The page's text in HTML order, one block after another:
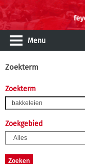
Menu
Zoekterm
Zoekterm
Zoekgebied